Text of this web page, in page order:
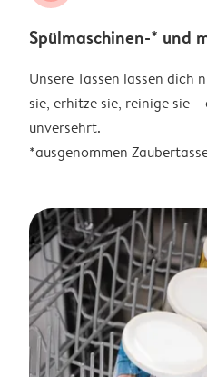
Spülmaschinen-* und
Unsere Tassen lassen dich
sie, erhitze sie, reinige sie
unversehrt.
*ausgenommen